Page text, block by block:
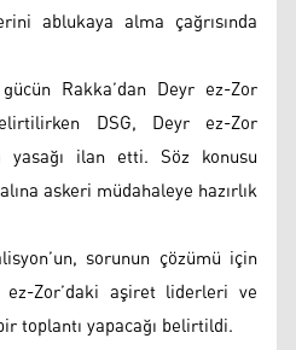
ablukaya alma çağrısında
Rakka’dan Deyr ez-Zor
DSG, Deyr ez-Zor
yasağı ilan etti. Söz konusu
askeri müdahaleye hazırlık
sorunun çözümü için
Zor’daki aşiret liderleri ve
toplantı yapacağı belirtildi.